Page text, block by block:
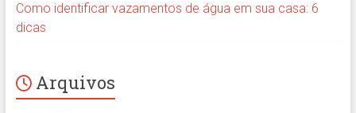
Como identificar vazamentos de água em sua casa: 6
dicas
Arquivos